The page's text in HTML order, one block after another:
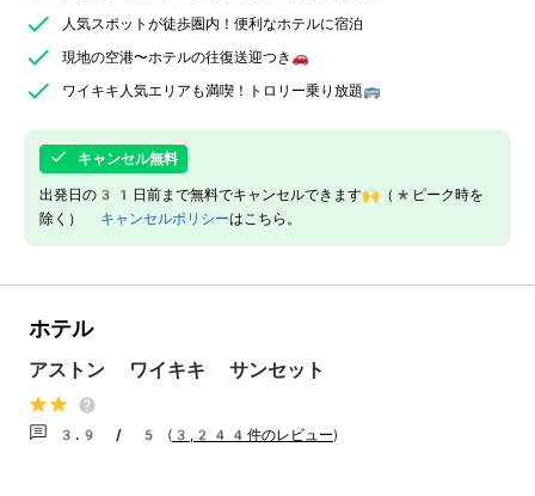
人気スポットが徒歩圏内！便利なホテルに宿泊
現地の空港〜ホテルの往復送迎つき🚗
ワイキキ人気エリアも満喫！トロリー乗り放題🚌
キャンセル無料
出発日の31日前まで無料でキャンセルできます🙌（*ピーク時を
除く） キャンセルポリシーはこちら。
ホテル
アストン ワイキキ サンセット
3.9 / 5 ( 3,244件のレビュー)